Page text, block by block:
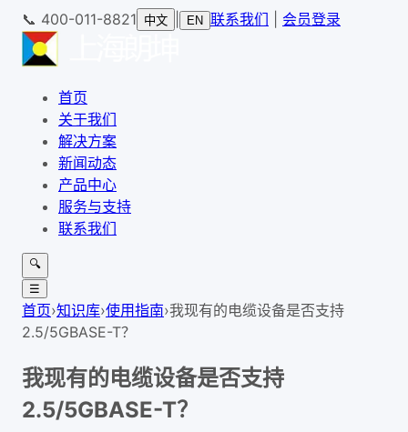
📞 400-011-8821 中文 EN 联系我们 会员登录
首页
关于我们
解决方案
新闻动态
产品中心
服务与支持
联系我们
🔍
☰
首页›知识库›使用指南›我现有的电缆设备是否支持
2.5/5GBASE-T？
我现有的电缆设备是否支持
2.5/5GBASE-T？